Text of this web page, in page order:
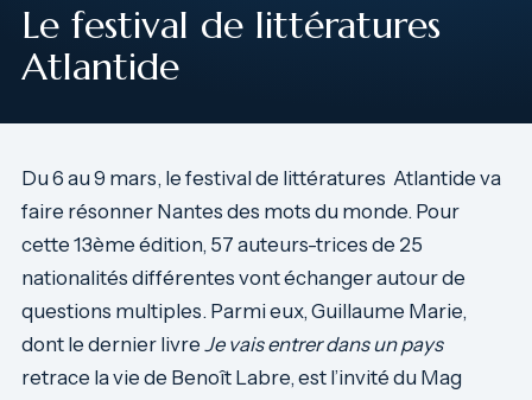
Le festival de littératures
Atlantide
Du 6 au 9 mars, le festival de littératures Atlantide va
faire résonner Nantes des mots du monde. Pour
cette 13ème édition, 57 auteurs-trices de 25
nationalités différentes vont échanger autour de
questions multiples. Parmi eux, Guillaume Marie,
dont le dernier livre Je vais entrer dans un pays
retrace la vie de Benoît Labre, est l’invité du Mag